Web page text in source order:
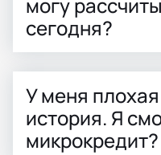
могу
сегодня?
У меня
история. Я
микрокредит?